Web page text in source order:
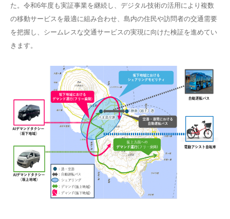
た。令和6年度も実証事業を継続し、デジタル技術の活用により複数
の移動サービスを最適に組み合わせ、島内の住民や訪問者の交通需要
を把握し、シームレスな交通サービスの実現に向けた検証を進めてい
きます。